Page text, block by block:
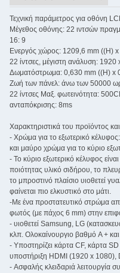
Τεχνική παράμετρος για οθόνη
Μέγεθος οθόνης: 22 ιντσών
16: 9
Ενεργός χώρος: 1209,6 mm ((H)
22 ίντσες, μέγιστη ανάλυση: 1920
Δωματόστρωμα: 0,630 mm ((H) x
Ζωή των πάνελ: άνω των 50000
22 ίντσες Μαξ. φωτεινότητα:
ανταπόκρισης: 8ms
Χαρακτηριστικά του προϊόντος
- Χρώμα για το εξωτερικό
και μαύρο χρώμα για το κύριο
- Το κύριο εξωτερικό κέλυφος
ποιότητας υλικό σιδήρου, το
το μπροστινό πλαίσιο υιοθετεί
φαίνεται πιο ελκυστικό στο μάτι.
-Με ένα προστατευτικό στρώμα
φωτός (με πάχος 6 mm) στην
- υιοθετεί Samsung, LG
κλπ. Ολοκαίνουργιο βαθμό A +
- Υποστηρίζει κάρτα CF, κάρτα
υποστήριξη HDMI (1920 x 1080),
- Ασφαλής κλειδαριά λειτουργία